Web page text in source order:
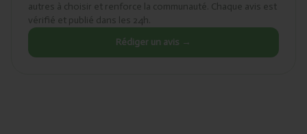
autres à choisir et renforce la communauté. Chaque avis est
vérifié et publié dans les 24h.
Rédiger un avis →